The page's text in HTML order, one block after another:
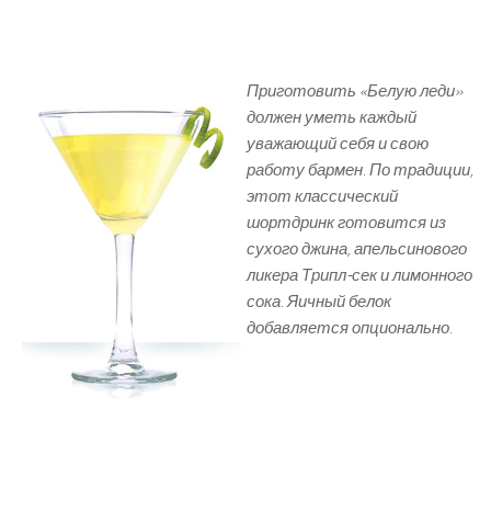
Приготовить «Белую леди»
должен уметь каждый
уважающий себя и свою
работу бармен. По традиции,
этот классический
шортдринк готовится из
сухого джина, апельсинового
ликера Трипл-сек и лимонного
сока. Яичный белок
добавляется опционально.